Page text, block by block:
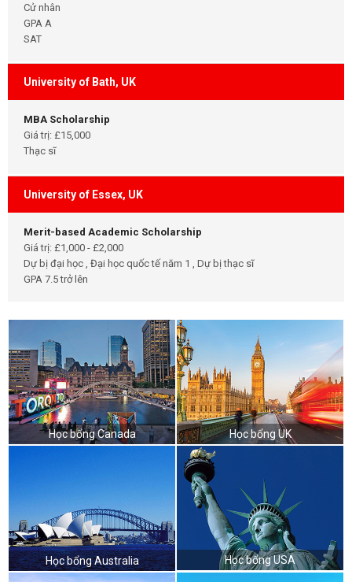
Cử nhân
GPA A
SAT
University of Bath, UK
MBA Scholarship
Giá trị: £15,000
Thạc sĩ
University of Essex, UK
Merit-based Academic Scholarship
Giá trị: £1,000 - £2,000
Dự bị đại học , Đại học quốc tế năm 1 , Dự bị thạc sĩ
GPA 7.5 trở lên
Học bổng Canada Học bổng UK
Học bổng Australia Học bổng USA